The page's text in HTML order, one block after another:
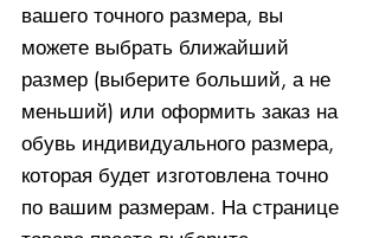
вашего точного размера, вы
можете выбрать ближайший
размер (выберите больший, а не
меньший) или оформить заказ на
обувь индивидуального размера,
которая будет изготовлена ​​точно
по вашим размерам. На странице